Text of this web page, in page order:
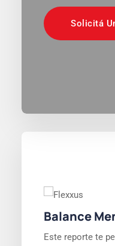
Solicitá
Balance
Este reporte te